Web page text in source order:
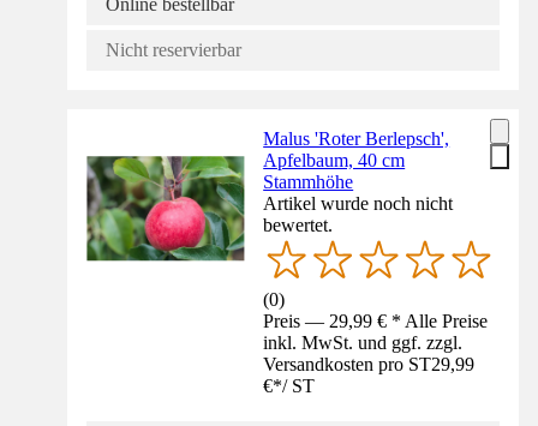
Nicht reservierbar
Malus 'Roter Berlepsch',
Apfelbaum, 40 cm
Stammhöhe
Artikel wurde noch nicht
bewertet.
(0)
Preis — 29,99 € * Alle Preise
inkl. MwSt. und ggf. zzgl.
Versandkosten pro ST29,99
€*/ ST